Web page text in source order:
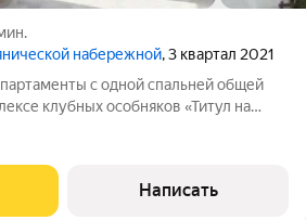
набережной, 3 квартал 2021
с одной спальней общей
клубных особняков «Титул на
без отделки расположены на
с
Написать